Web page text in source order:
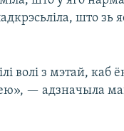
што зь
волі з мэтай, каб
— адзначыла